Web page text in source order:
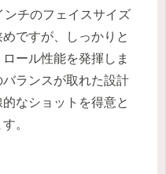
チのフェイスサイズ
ですが、しっかりと
ール性能を発揮しま
ランスが取れた設計
なショットを得意と
。